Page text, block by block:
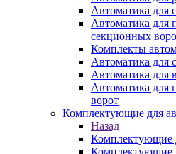
Автоматика для
Автоматика
секционных
Комплекты
Автоматика для
Автоматика для
Автоматика для
ворот
Комплектующие для
Назад
Комплектующие
Комплектующие